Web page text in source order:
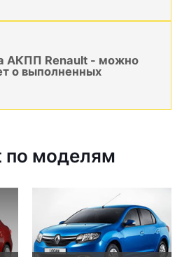
АКПП Renault - можно
о выполненных
по моделям